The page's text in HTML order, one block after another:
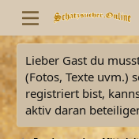
Lieber Gast du
(Fotos, Texte uvm.)
registriert bist,
aktiv daran